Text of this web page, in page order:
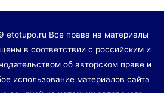
etotupo.ru Все права на материалы
в соответствии с российским и
об авторском праве и
использование материалов сайта